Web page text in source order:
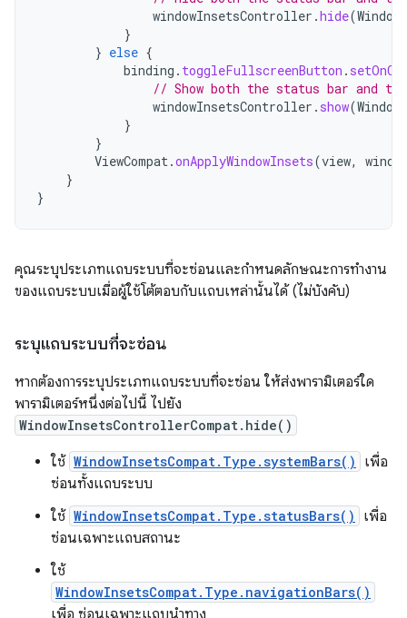
windowInsetsController .hide(
}
} else {
binding . toggleFullscreenButton .
// Show both the status bar and
windowInsetsController . show(
}
}
ViewCompat.onApplyWindowInsets(view,
}
}
คุณระบุประเภทแถบระบบที่จะซ่อนและกำหนดลักษณะการทำงาน
ของแถบระบบเมื่อผู้ใช้โต้ตอบกับแถบเหล่านั้นได้ (ไม่บังคับ)
ระบุแถบระบบที่จะซ่อน
หากต้องการระบุประเภทแถบระบบที่จะซ่อน ให้ส่งพารามิเตอร์ใด
พารามิเตอร์หนึ่งต่อไปนี้ ไปยัง
WindowInsetsControllerCompat.hide()
ใช้ WindowInsetsCompat.Type.systemBars()
เพื่อ
ซ่อนทั้งแถบระบบ
ใช้ WindowInsetsCompat.Type.statusBars()
เพื่อ
ซ่อนเฉพาะแถบสถานะ
ใช้
WindowInsetsCompat.Type.navigationBars()
เพื่อ ซ่อนเฉพาะแถบนำทาง